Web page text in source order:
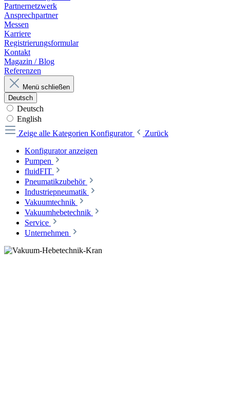
Partnernetzwerk
Ansprechpartner
Messen
Karriere
Registrierungsformular
Kontakt
Magazin / Blog
Referenzen
Menü schließen
Deutsch
Deutsch
English
Zeige alle Kategorien Konfigurator
Zurück
Konfigurator anzeigen
Pumpen
fluidFIT
Pneumatikzubehör
Industriepneumatik
Vakuumtechnik
Vakuumhebetechnik
Service
Unternehmen